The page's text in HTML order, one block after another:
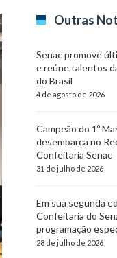
Outras
Senac promove
e reúne talentos
do Brasil
4 de agosto de 2026
Campeão do 1º
desembarca no
Confeitaria Senac
31 de julho de 2026
Em sua segunda
Confeitaria do
programação
28 de julho de 2026